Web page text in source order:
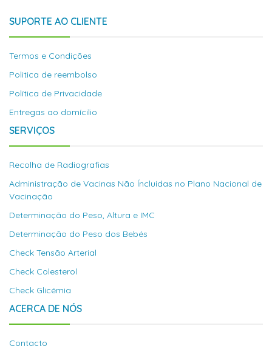
SUPORTE AO CLIENTE
Termos e Condições
Politica de reembolso
Política de Privacidade
Entregas ao domícilio
SERVIÇOS
Recolha de Radiografias
Administração de Vacinas Não Íncluidas no Plano Nacional de
Vacinação
Determinação do Peso, Altura e IMC
Determinação do Peso dos Bebés
Check Tensão Arterial
Check Colesterol
Check Glicémia
ACERCA DE NÓS
Contacto